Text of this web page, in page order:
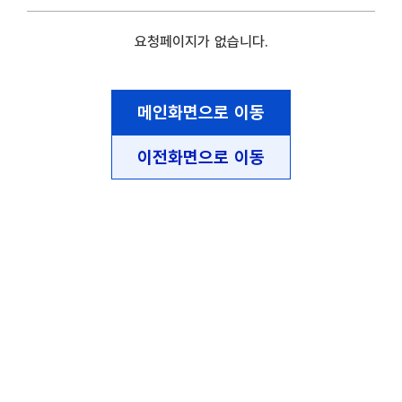
요청페이지가 없습니다.
메인화면으로 이동
이전화면으로 이동